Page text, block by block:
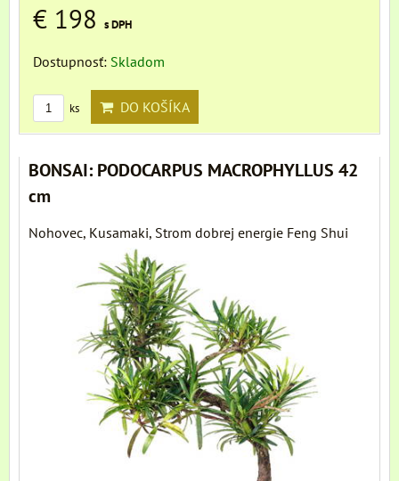
€ 198 s DPH
Dostupnosť: Skladom
ks DO KOŠÍKA
BONSAI: PODOCARPUS MACROPHYLLUS 42
cm
Nohovec, Kusamaki, Strom dobrej energie Feng Shui